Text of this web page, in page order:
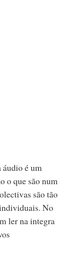
áudio é um
o que são num
são tão
No
ler na integra